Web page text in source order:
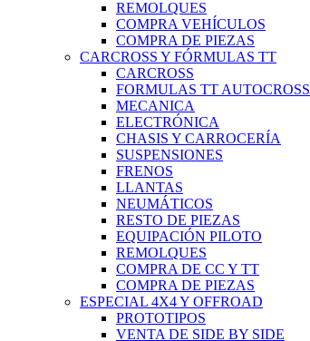
REMOLQUES
COMPRA VEHÍCULOS
COMPRA DE PIEZAS
CARCROSS Y FÓRMULAS TT
CARCROSS
FORMULAS TT AUTOCROSS
MECANICA
ELECTRÓNICA
CHASIS Y CARROCERÍA
SUSPENSIONES
FRENOS
LLANTAS
NEUMÁTICOS
RESTO DE PIEZAS
EQUIPACIÓN PILOTO
REMOLQUES
COMPRA DE CC Y TT
COMPRA DE PIEZAS
ESPECIAL 4X4 Y OFFROAD
PROTOTIPOS
VENTA DE SIDE BY SIDE